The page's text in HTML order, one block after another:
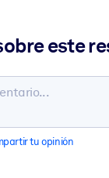
este
tu opinión